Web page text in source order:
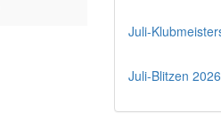
Juli-
Juli-Blitzen